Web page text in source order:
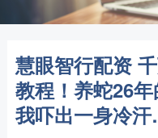
慧眼智行配资
教程！养蛇26
我吓出一身冷